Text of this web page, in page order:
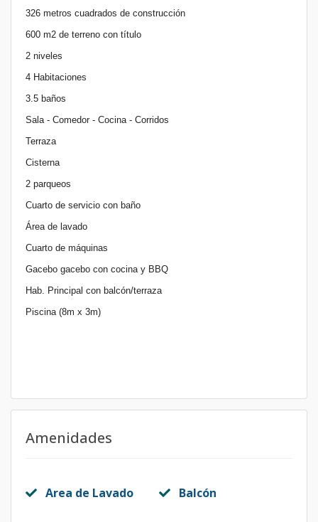
326 metros cuadrados de construcción
600 m2 de terreno con título
2 niveles
4 Habitaciones
3.5 baños
Sala - Comedor - Cocina - Corridos
Terraza
Cisterna
2 parqueos
Cuarto de servicio con baño
Área de lavado
Cuarto de máquinas
Gacebo gacebo con cocina y BBQ
Hab. Principal con balcón/terraza
Piscina (8m x 3m)
Amenidades
Area de Lavado Balcón